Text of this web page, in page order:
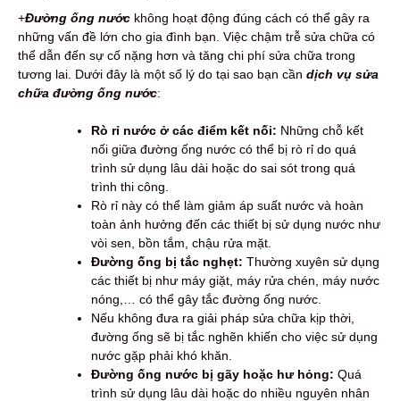
+Đường ống nước không hoạt động đúng cách có thể gây ra
những vấn đề lớn cho gia đình bạn. Việc chậm trễ sửa chữa có
thể dẫn đến sự cố nặng hơn và tăng chi phí sửa chữa trong
tương lai. Dưới đây là một số lý do tại sao bạn cần dịch vụ sửa
chữa đường ống nước:
Rò rỉ nước ở các điểm kết nối: Những chỗ kết
nối giữa đường ống nước có thể bị rò rỉ do quá
trình sử dụng lâu dài hoặc do sai sót trong quá
trình thi công.
Rò rỉ này có thể làm giảm áp suất nước và hoàn
toàn ảnh hưởng đến các thiết bị sử dụng nước như
vòi sen, bồn tắm, chậu rửa mặt.
Đường ống bị tắc nghẹt: Thường xuyên sử dụng
các thiết bị như máy giặt, máy rửa chén, máy nước
nóng,… có thể gây tắc đường ống nước.
Nếu không đưa ra giải pháp sửa chữa kịp thời,
đường ống sẽ bị tắc nghẽn khiến cho việc sử dụng
nước gặp phải khó khăn.
Đường ống nước bị gãy hoặc hư hỏng: Quá
trình sử dụng lâu dài hoặc do nhiều nguyên nhân